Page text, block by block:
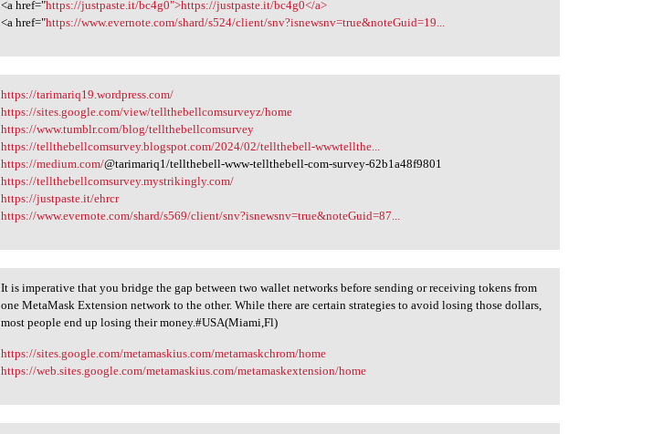
<a href="https://justpaste.it/bc4g0">https://justpaste.it/bc4g0</a>
<a href="https://www.evernote.com/shard/s524/client/snv?isnewsnv=true&noteGuid=19...
https://tarimariq19.wordpress
https://tarimariq19.wordpress.com/
https://sites.google.com/view/tellthebellcomsurveyz/home
https://www.tumblr.com/blog/tellthebellcomsurvey
https://tellthebellcomsurvey.blogspot.com/2024/02/tellthebell-wwwtellthe...
https://medium.com/@tarimariq1/tellthebell-www-tellthebell-com-survey-62b1a48f9801
https://tellthebellcomsurvey.mystrikingly.com/
https://justpaste.it/ehrcr
https://www.evernote.com/shard/s569/client/snv?isnewsnv=true&noteGuid=87...
It is imperative that you
It is imperative that you bridge the gap between two wallet networks before sending or receiving tokens from
one MetaMask Extension network to the other. While there are certain strategies to avoid losing those dollars,
most people end up losing their money.#USA(Miami,Fl)
https://sites.google.com/metamaskius.com/metamaskchrom/home
https://web.sites.google.com/metamaskius.com/metamaskextension/home